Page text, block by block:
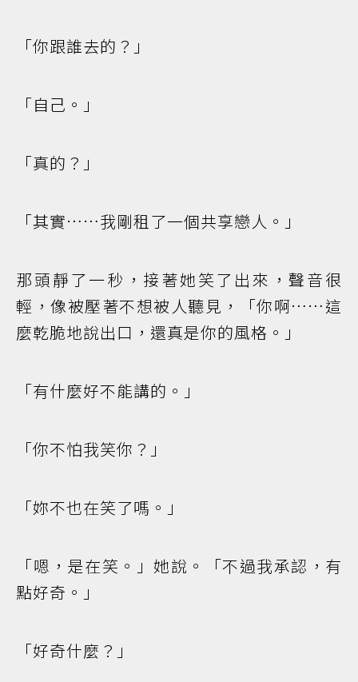
「你跟誰去的？」
「自己。」
「真的？」
「其實……我剛租了一個共享戀人。」
那頭靜了一秒，接著她笑了出來，聲音很
輕，像被壓著不想被人聽見，「你啊……這
麼乾脆地說出口，還真是你的風格。」
「有什麼好不能講的。」
「你不怕我笑你？」
「妳不也在笑了嗎。」
「嗯，是在笑。」她說。「不過我承認，有
點好奇。」
「好奇什麼？」